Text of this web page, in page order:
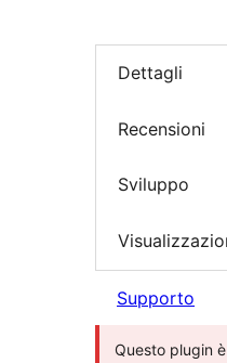
Dettagli
Recensioni
Sviluppo
Supporto
Questo plugin